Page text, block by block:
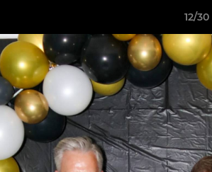
12/30